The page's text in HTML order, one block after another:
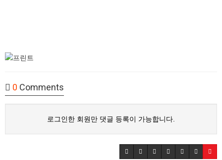
0 Comments
로그인한 회원만 댓글 등록이 가능합니다.